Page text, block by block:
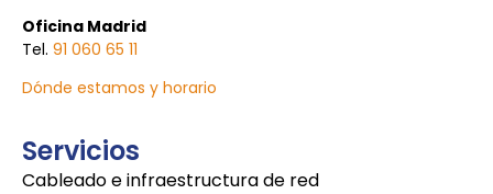
Oficina Madrid
Tel. 91 060 65 11
Dónde estamos y horario
Servicios
Cableado e infraestructura de red